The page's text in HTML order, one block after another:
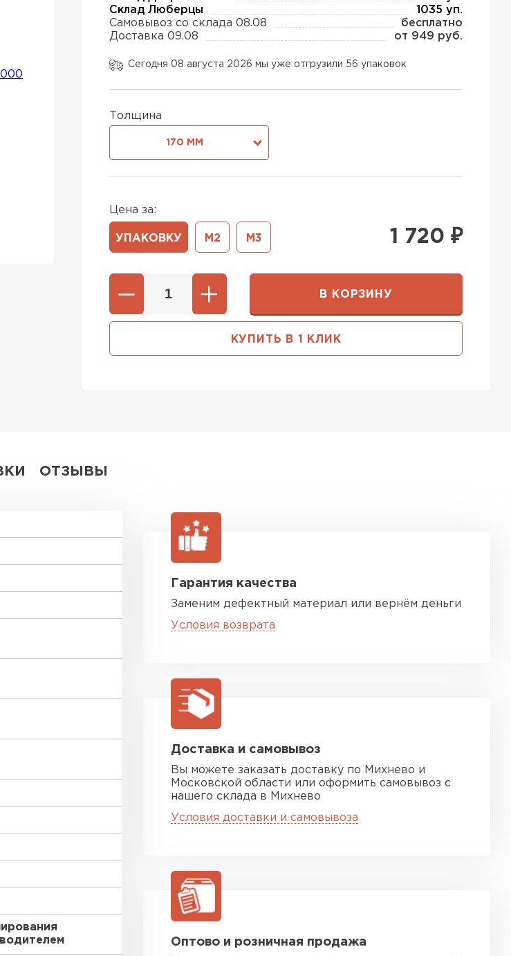
Склад Люберцы
1035 уп.
Самовывоз со склада 08.08
бесплатно
Доставка 09.08
от 949 руб.
Сегодня 08 августа 2026 мы уже отгрузили 56 упаковок
Толщина
170 ММ
Цена за:
УПАКОВКУ М2 М3 1 720 ₽
В КОРЗИНУ
КУПИТЬ В 1 КЛИК
ОТЗЫВЫ
Гарантия качества
Заменим дефектный материал или вернём деньги
Условия возврата
Доставка и самовывоз
Вы можете заказать доставку по Михнево и
Московской области или оформить самовывоз с
нашего склада в Михнево
Условия доставки и самовывоза
Оптово и розничная продажа
Утеплитель Тимплэкс
ПЕРЕЙТИ
ПЕРЕЙТИ
Рулонная кровля Брит
ПЕРЕЙТИ
Утеплитель Isoroc
ПЕРЕЙТИ
Утеплитель Paroc
ПЕРЕЙТИ